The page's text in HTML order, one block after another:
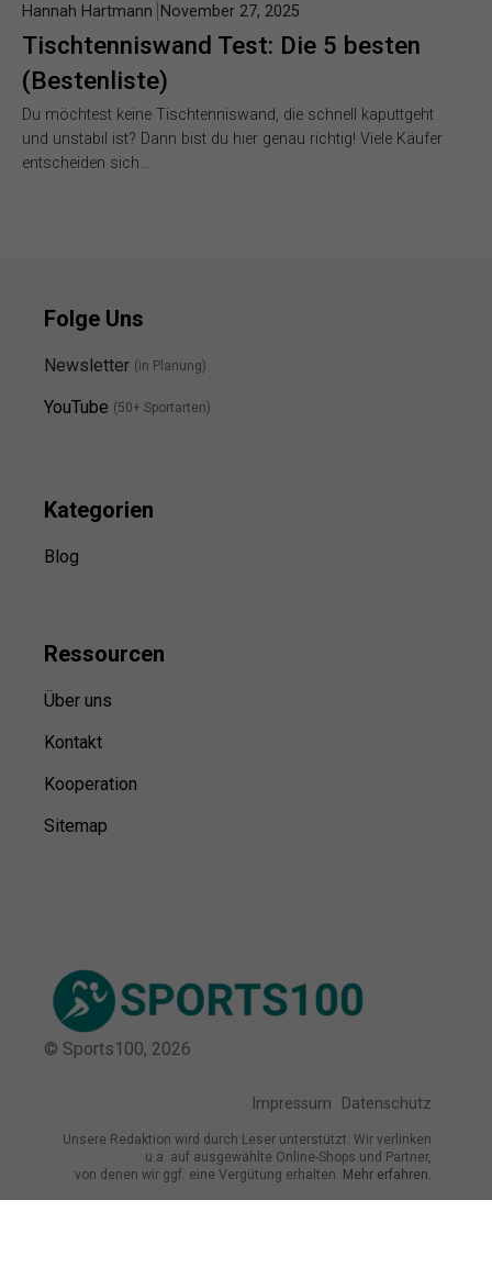
Tischtenniswand Test: Die 5 besten
(Bestenliste)
Hannah Hartmann November 27, 2025
Du möchtest keine Tischtenniswand, die schnell kaputtgeht
und unstabil ist? Dann bist du hier genau richtig! Viele Käufer
entscheiden sich…
Folge Uns
Newsletter (in Planung)
YouTube (50+ Sportarten)
Kategorien
Blog
Ressourcen
Über uns
Kontakt
Kooperation
Sitemap
© Sports100, 2026
Impressum Datenschutz
Unsere Redaktion wird durch Leser unterstützt. Wir verlinken
u.a. auf ausgewählte Online-Shops und Partner,
von denen wir ggf. eine Vergütung erhalten. Mehr erfahren.